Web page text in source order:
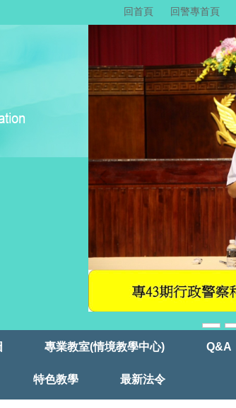
回首頁 回警專首頁
專業教室(情境教學中心) Q&A
特色教學 最新法令